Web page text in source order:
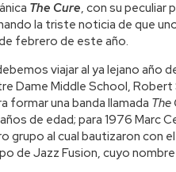
The Cure, con su peculiar
la triste noticia de que
febrero de este año.
viajar al ya lejano año
Dame Middle School,
formar una banda llamada The
de edad; para 1976 Marc
al cual bautizaron con
de Jazz Fusion, cuyo